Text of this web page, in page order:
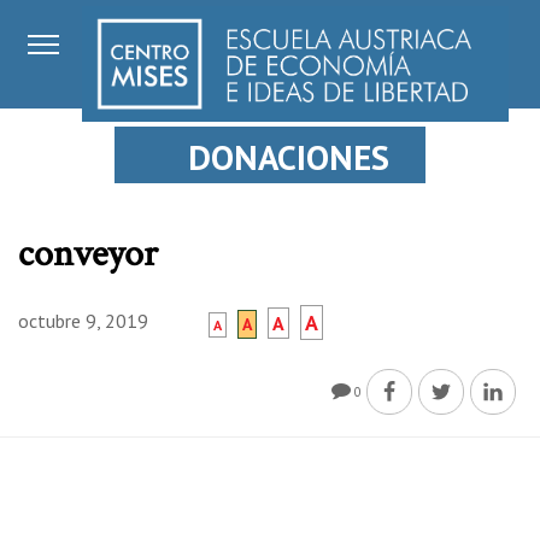
DONACIONES
conveyor
octubre 9, 2019 A A A A
0